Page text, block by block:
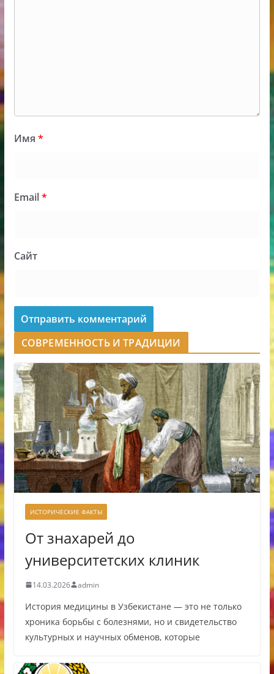
Имя *
Email*
Сайт
СОВРЕМЕННОСТЬ И ТРАДИЦИИ
ИСТОРИЧЕСКИЕ ФАКТЫ
От знахарей до
университетских клиник
14.03.2026 admin
История медицины в Узбекистане — это не только
хроника борьбы с болезнями, но и свидетельство
культурных и научных обменов, которые